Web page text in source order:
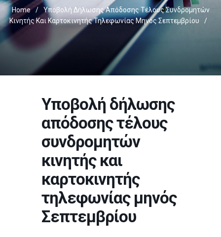
Home /
Υποβολή Δήλωσης Απόδοσης Τέλους Συνδρομητών
Κινητής Και Καρτοκινητής Τηλεφωνίας Μηνός Σεπτεμβρίου
/
Υποβολή δήλωσης
απόδοσης τέλους
συνδρομητών
κινητής και
καρτοκινητής
τηλεφωνίας μηνός
Σεπτεμβρίου